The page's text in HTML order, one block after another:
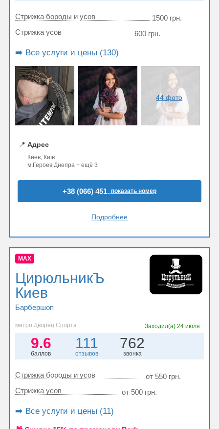
Стрижка бороды и усов
1500 грн.
Стрижка усов
600 грн.
➡️ Все услуги и цены (130)
44 фото
📍 Адрес
Киев, Київ
м.Героев Днепра + ещё 3
+38 (066) 451..показать номер
Подробнее
MAX
ЦирюльникЪ
Киев
Барбершоп
метро Дворец Спорта Заходил(а)24 июля
9.6
баллов
111
отзывов
762
звонка
Стрижка бороды и усов
от 550 грн.
Стрижка усов
от 500 грн.
➡️ Все услуги и цены (11)